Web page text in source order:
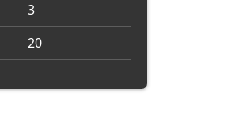
3
20